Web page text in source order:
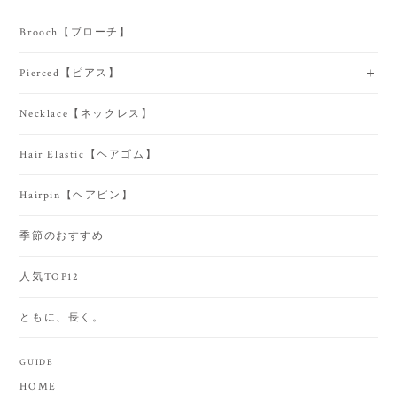
Brooch【ブローチ】
Pierced【ピアス】
Necklace【ネックレス】
Hair Elastic【ヘアゴム】
Hairpin【ヘアピン】
季節のおすすめ
人気TOP12
ともに、長く。
GUIDE
HOME